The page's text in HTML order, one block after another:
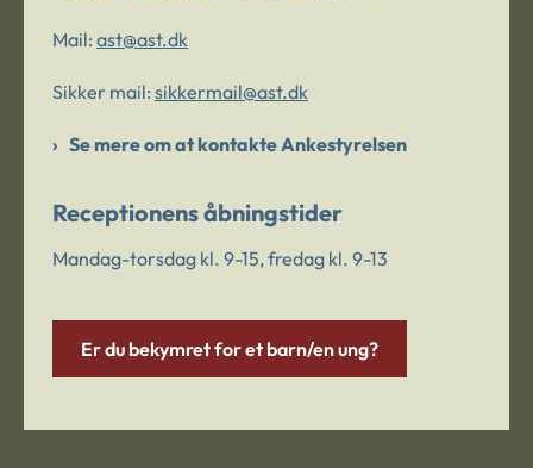
Mail: ast@ast.dk
Sikker mail: sikkermail@ast.dk
Se mere om at kontakte Ankestyrelsen
Receptionens åbningstider
Mandag-torsdag kl. 9-15, fredag kl. 9-13
Er du bekymret for et barn/en ung?